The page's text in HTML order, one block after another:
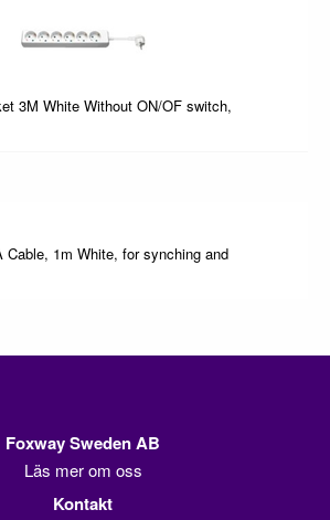
3M White Without ON/OF switch,
Cable, 1m White, for synching and
Foxway Sweden AB
Läs mer om oss
Kontakt